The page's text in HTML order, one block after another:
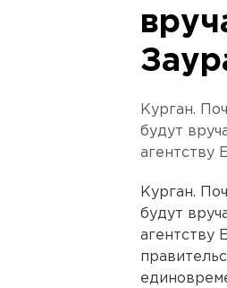
Курган.
будут
агентству
Курган.
будут
агентству